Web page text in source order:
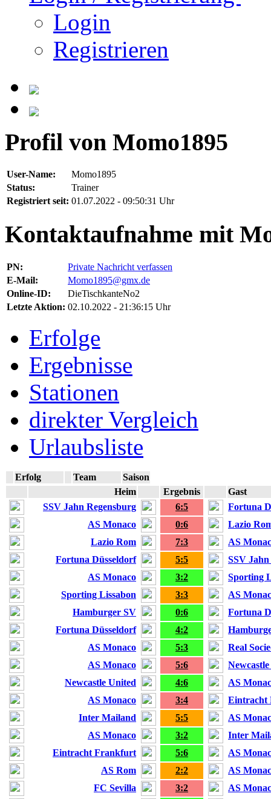
Login
Registrieren
Profil von Momo1895
User-Name:
Momo1895
Status:
Trainer
Registriert seit: 01.07.2022 - 09:50:31 Uhr
Kontaktaufnahme mit
PN:
Private Nachricht verfassen
E-Mail:
Momo1895@gmx.de
Online-ID:
DieTischkanteNo2
Letzte Aktion: 02.10.2022 - 21:36:15 Uhr
Erfolge
Ergebnisse
Stationen
direkter Vergleich
Urlaubsliste
Erfolg Team
Saison
Heim
Ergebnis
Gast
SSV Jahn Regensburg
6:5
Fortuna
AS Monaco
0:6
Lazio
Lazio Rom
7:3
AS
Fortuna Düsseldorf
5:5
SSV
AS Monaco
3:2
Sporting
Sporting Lissabon
3:3
AS
Hamburger SV
0:6
Fortuna
Fortuna Düsseldorf
4:2
AS Monaco
5:3
Real
AS Monaco
5:6
Newcastle United
4:6
AS
AS Monaco
3:4
Eintracht
Inter Mailand
5:5
AS
AS Monaco
3:2
Inter
Eintracht Frankfurt
5:6
AS
AS Rom
2:2
AS
FC Sevilla
3:2
AS